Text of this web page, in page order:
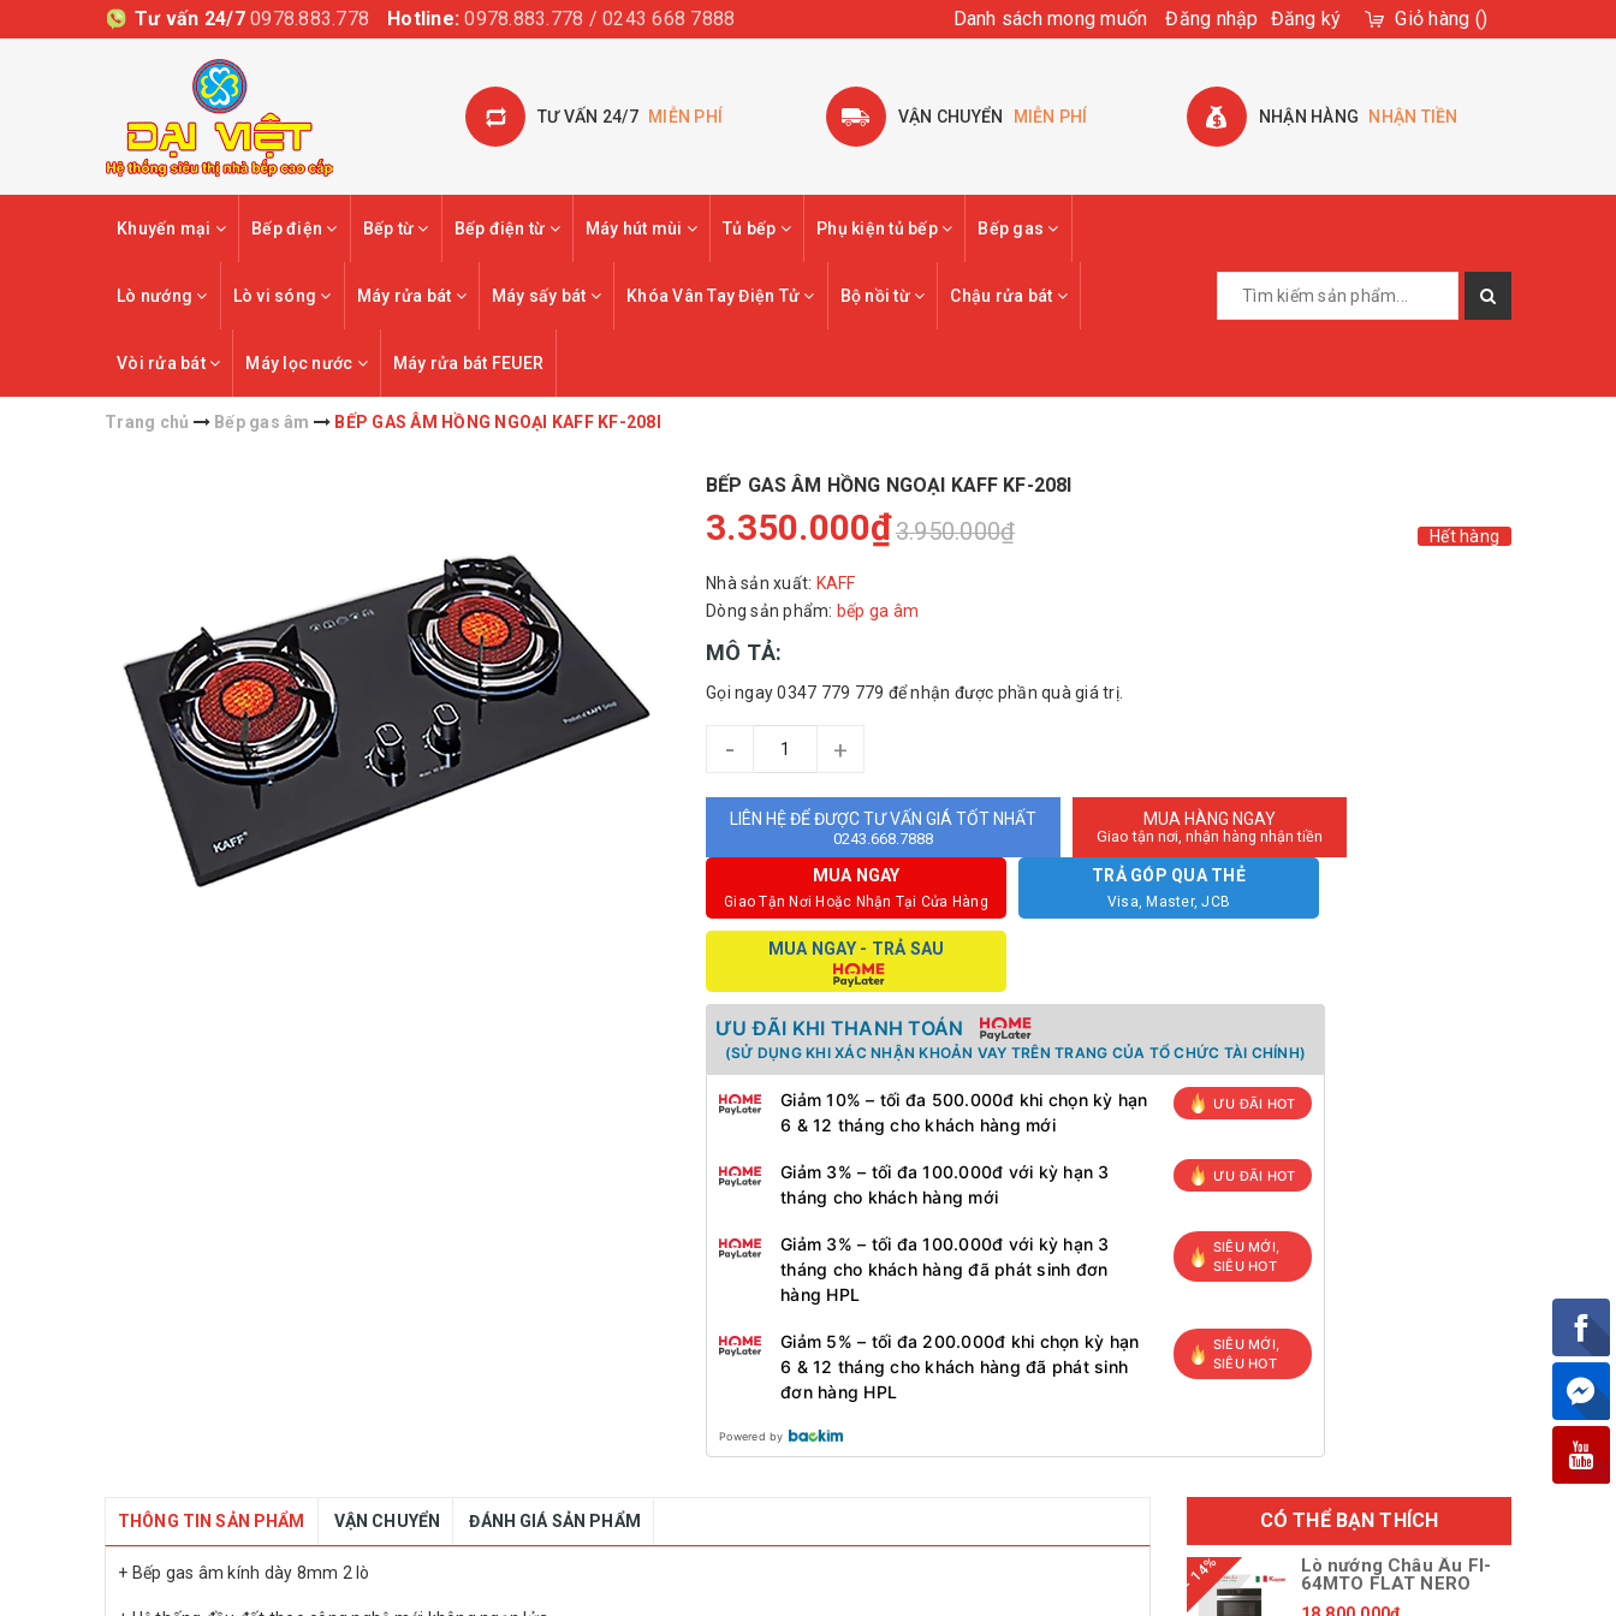
Tư vấn 24/7 0978.883.778 Hotline: 0978.883.778 / 0243 668 7888 Danh sách mong muốn Đăng nhập Đăng ký Giỏ hàng ()
TƯ VẤN 24/7 MIỄN PHÍ VẬN CHUYỂN MIỄN PHÍ NHẬN HÀNG NHẬN TIỀN
Khuyến mại Bếp điện Bếp từ Bếp điện từ Máy hút mùi Tủ bếp Phụ kiện tủ bếp Bếp gas
Lò nướng Lò vi sóng Máy rửa bát Máy sấy bát Khóa Vân Tay Điện Tử Bộ nồi từ Chậu rửa bát
Vòi rửa bát Máy lọc nước Máy rửa bát FEUER
Trang chủ Bếp gas âm BẾP GAS ÂM HỒNG NGOẠI KAFF KF-208I
BẾP GAS ÂM HỒNG NGOẠI KAFF KF-208I
Hết hàng
3.350.000₫3.950.000₫
Nhà sản xuất: KAFF
Dòng sản phẩm: bếp ga âm
MÔ TẢ:
Gọi ngay 0347 779 779 để nhận được phần quà giá trị.
- +
LIÊN HỆ ĐỂ ĐƯỢC TƯ VẤN GIÁ TỐT NHẤT
0243.668.7888
MUA HÀNG NGAY
Giao tận nơi, nhận hàng nhận tiền
MUA NGAY
Giao Tận Nơi Hoặc Nhận Tại Cửa Hàng
TRẢ GÓP QUA THẺ
Visa, Master, JCB
MUA NGAY - TRẢ SAU
ƯU ĐÃI KHI THANH TOÁN
(SỬ DỤNG KHI XÁC NHẬN KHOẢN VAY TRÊN TRANG CỦA TỔ CHỨC TÀI CHÍNH)
Giảm 10% – tối đa 500.000đ khi chọn kỳ hạn
6 & 12 tháng cho khách hàng mới
ƯU ĐÃI HOT
Giảm 3% – tối đa 100.000đ với kỳ hạn 3
tháng cho khách hàng mới
ƯU ĐÃI HOT
Giảm 3% – tối đa 100.000đ với kỳ hạn 3
tháng cho khách hàng đã phát sinh đơn
hàng HPL
SIÊU MỚI,
SIÊU HOT
Giảm 5% – tối đa 200.000đ khi chọn kỳ hạn
6 & 12 tháng cho khách hàng đã phát sinh
đơn hàng HPL
SIÊU MỚI,
SIÊU HOT
Powered by
THÔNG TIN SẢN PHẨM VẬN CHUYỂN ĐÁNH GIÁ SẢN PHẨM
+ Bếp gas âm kính dày 8mm 2 lò
CÓ THỂ BẠN THÍCH
- 14%
Lò nướng Châu Âu FI-
64MTO FLAT NERO